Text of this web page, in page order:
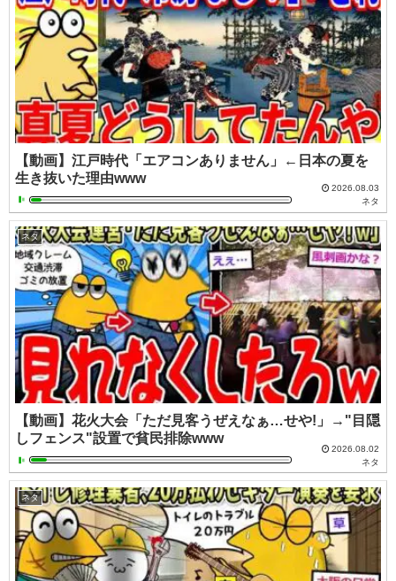
【動画】江戸時代「エアコンありません」←日本の夏を
生き抜いた理由www
2026.08.03
ネタ
ネタ
【動画】花火大会「ただ見客うぜえなぁ…せや!」→"目隠
しフェンス"設置で貧民排除www
2026.08.02
ネタ
ネタ